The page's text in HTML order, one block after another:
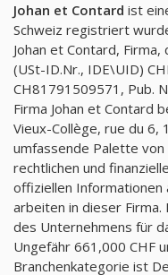
Johan et Contard ist
Schweiz registriert
Johan et Contard,
(USt-ID.Nr., IDE\UID)
CH81791509571, Pub.
Firma Johan et Contard
Vieux-Collège, rue du 6,
umfassende Palette
rechtlichen und
offiziellen Informationen
arbeiten in dieser Firma.
des Unternehmens für
Ungefähr 661,000 CHF
Branchenkategorie ist